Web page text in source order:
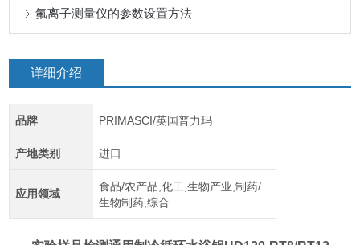
氟离子测量仪的参数设置方法
详细介绍
品牌 PRIMASCI/英国普力玛
产地类别 进口
应用领域
食品/农产品,化工,生物产业,制药/
生物制药,综合